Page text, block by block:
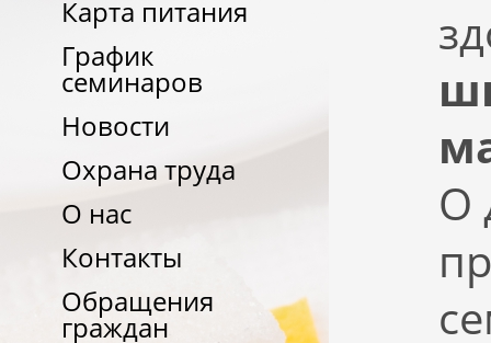
Карта питания
График
семинаров
Новости
Охрана труда
О нас
Контакты
Обращения
граждан
О